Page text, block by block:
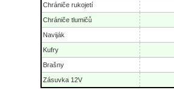
Chrániče rukojetí
Chrániče tlumičů
Naviják
Kufry
Brašny
Zásuvka 12V